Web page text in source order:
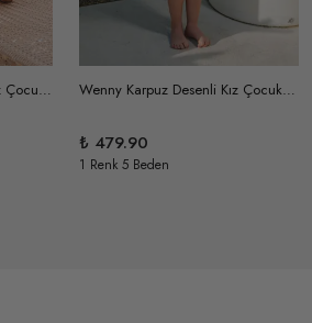
Avery Deniz Kızı Desenli Kız Çocuk Mayo Wenny Karpuz Desenli Kız Çocuk Mayo
₺ 479.90
1 Renk 5 Beden